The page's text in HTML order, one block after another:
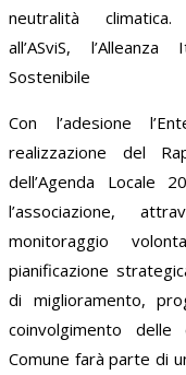
neutralità climatica.
all’ASviS,
Sostenibile
Con l’adesione
realizzazione del
dell’Agenda Locale
l’associazione,
monitoraggio
pianificazione
di miglioramento,
coinvolgimento
Comune farà parte di